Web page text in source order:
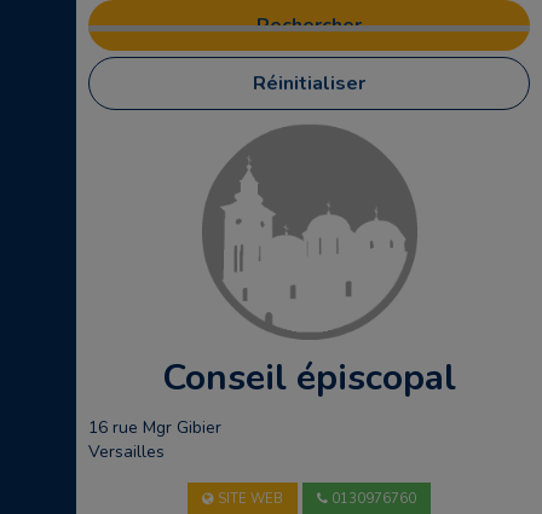
Réinitialiser
Conseil épiscopal
16 rue Mgr Gibier
Versailles
SITE WEB 0130976760